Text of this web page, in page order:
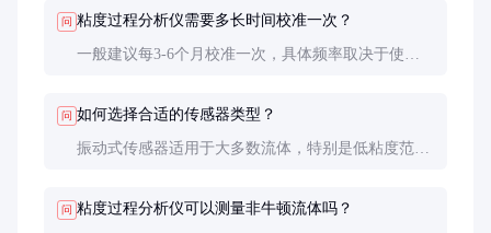
问 粘度过程分析仪需要多长时间校准一次？
一般建议每3-6个月校准一次，具体频率取决于使用
问 如何选择合适的传感器类型？
振动式传感器适用于大多数流体，特别是低粘度范
问 粘度过程分析仪可以测量非牛顿流体吗？